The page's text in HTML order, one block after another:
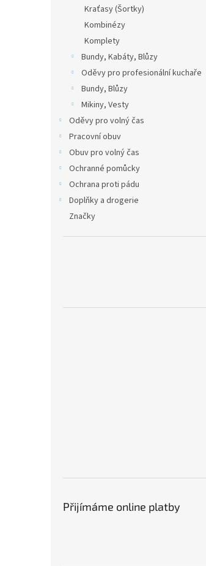
Kraťasy (Šortky)
Kombinézy
Komplety
Bundy, Kabáty, Blůzy
Oděvy pro profesionální kuchaře
Bundy, Blůzy
Mikiny, Vesty
Oděvy pro volný čas
Pracovní obuv
Obuv pro volný čas
Ochranné pomůcky
Ochrana proti pádu
Doplňky a drogerie
Značky
Přijímáme online platby